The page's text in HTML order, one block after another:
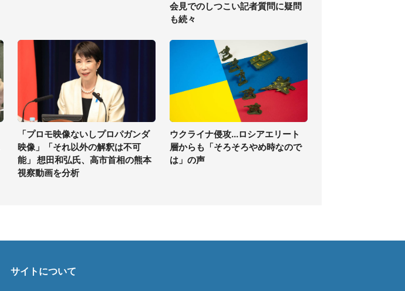
会見でのしつこい記者質問に疑問
も続々
「プロモ映像ないしプロパガンダ
映像」「それ以外の解釈は不可
能」 想田和弘氏、高市首相の熊本
視察動画を分析
ウクライナ侵攻...ロシアエリート
層からも「そろそろやめ時なので
は」の声
サイトについて